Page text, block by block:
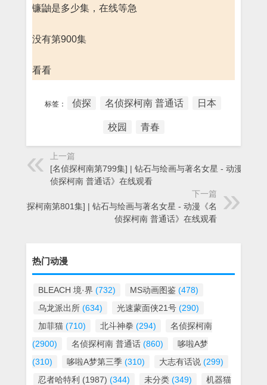
镰鼬是多少集，在线等急
没有第900集
看看
标签： 侦探 名侦探柯南 普通话 日本
校园 青春
上一篇
[名侦探柯南第799集] | 钻石与绘画与著名女星 - 动漫《名
侦探柯南 普通话》在线观看
下一篇
[名侦探柯南第801集] | 钻石与绘画与著名女星 - 动漫《名
侦探柯南 普通话》在线观看
热门动漫
BLEACH 境·界 (732) MS动画图鉴 (478)
乌龙派出所 (634) 光速蒙面侠21号 (290)
加菲猫 (710) 北斗神拳 (294)
名侦探柯南
(2900)
名侦探柯南 普通话 (860)
哆啦A梦
(310)
哆啦A梦第三季 (310) 大志有话说 (299)
忍者哈特利 (1987) (344) 未分类 (349)
机器猫